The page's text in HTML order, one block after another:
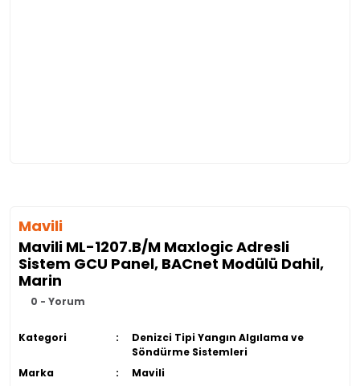
Mavili
Mavili ML-1207.B/M Maxlogic Adresli
Sistem GCU Panel, BACnet Modülü Dahil,
Marin
0 - Yorum
Kategori
Denizci Tipi Yangın Algılama ve
Söndürme Sistemleri
Marka
Mavili